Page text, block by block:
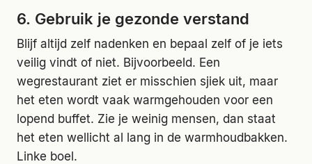
6. Gebruik je gezonde verstand
Blijf altijd zelf nadenken en bepaal zelf of je iets
veilig vindt of niet. Bijvoorbeeld. Een
wegrestaurant ziet er misschien sjiek uit, maar
het eten wordt vaak warmgehouden voor een
lopend buffet. Zie je weinig mensen, dan staat
het eten wellicht al lang in de warmhoudbakken.
Linke boel.